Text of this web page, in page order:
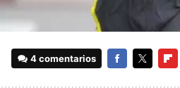
4 comentarios